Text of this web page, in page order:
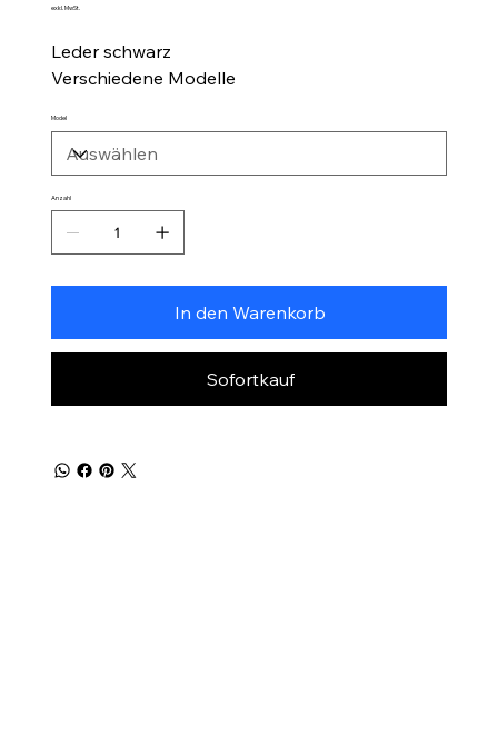
exkl. MwSt.
Leder schwarz
Verschiedene Modelle
Model
Anzahl
In den Warenkorb
Sofortkauf